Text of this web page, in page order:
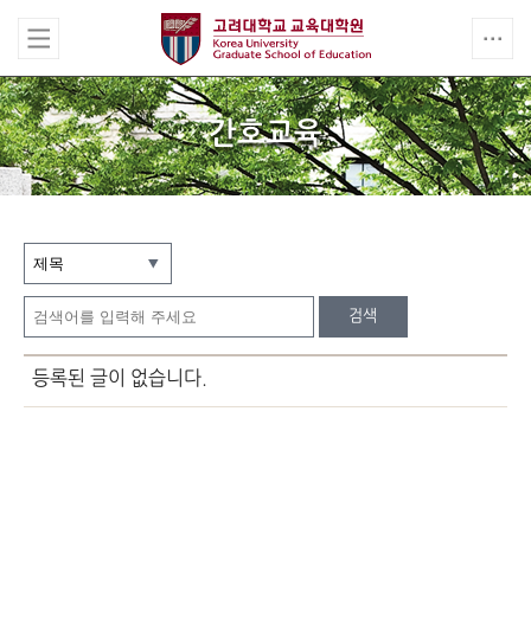
간호교육
검색
등록된 글이 없습니다.